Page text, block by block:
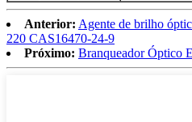
Anterior: Agente de brilho
220 CAS16470-24-9
Próximo: Branqueador Óptico